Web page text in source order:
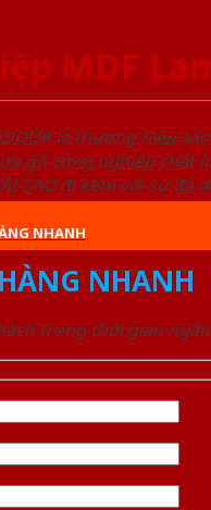
MDF
là thương hiệu
gỗ công nghiệp chất
CAO đi kèm với sự đa
NHANH
NHANH
trong thời gian